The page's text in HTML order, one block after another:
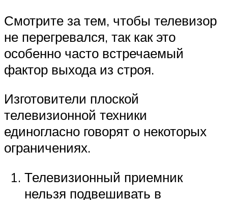
Смотрите за тем, чтобы телевизор
не перегревался, так как это
особенно часто встречаемый
фактор выхода из строя.
Изготовители плоской
телевизионной техники
единогласно говорят о некоторых
ограничениях.
Телевизионный приемник
нельзя подвешивать в